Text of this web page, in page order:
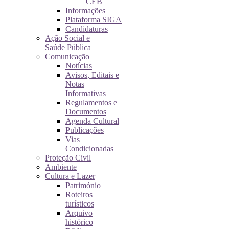
Informações
Plataforma SIGA
Candidaturas
Ação Social e
Saúde Pública
Comunicação
Notícias
Avisos, Editais e
Notas
Informativas
Regulamentos e
Documentos
Agenda Cultural
Publicações
Vias
Condicionadas
Proteção Civil
Ambiente
Cultura e Lazer
Património
Roteiros
turísticos
Arquivo
histórico